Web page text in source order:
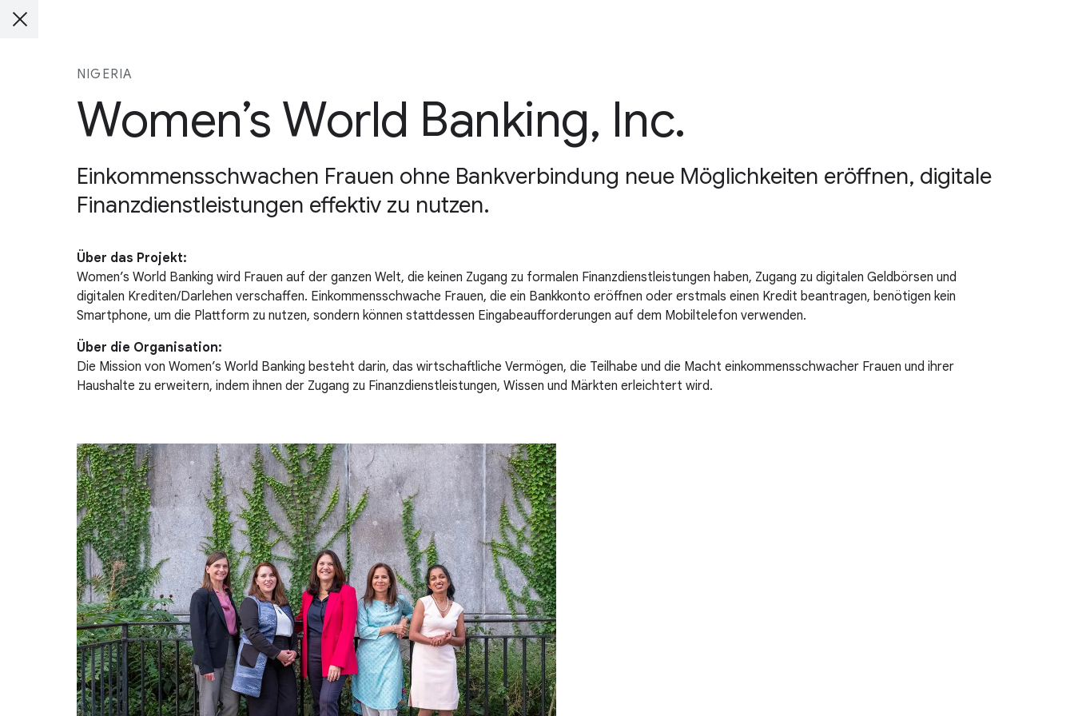
NIGERIA
Women’s World Banking, Inc.
Einkommensschwachen Frauen ohne Bankverbindung neue Möglichkeiten eröffnen, digitale
Finanzdienstleistungen effektiv zu nutzen.
Über das Projekt:
Women’s World Banking wird Frauen auf der ganzen Welt, die keinen Zugang zu formalen Finanzdienstleistungen haben, Zugang zu digitalen Geldbörsen und
digitalen Krediten/Darlehen verschaffen. Einkommensschwache Frauen, die ein Bankkonto eröffnen oder erstmals einen Kredit beantragen, benötigen kein
Smartphone, um die Plattform zu nutzen, sondern können stattdessen Eingabeaufforderungen auf dem Mobiltelefon verwenden.
Über die Organisation:
Die Mission von Women’s World Banking besteht darin, das wirtschaftliche Vermögen, die Teilhabe und die Macht einkommensschwacher Frauen und ihrer
Haushalte zu erweitern, indem ihnen der Zugang zu Finanzdienstleistungen, Wissen und Märkten erleichtert wird.